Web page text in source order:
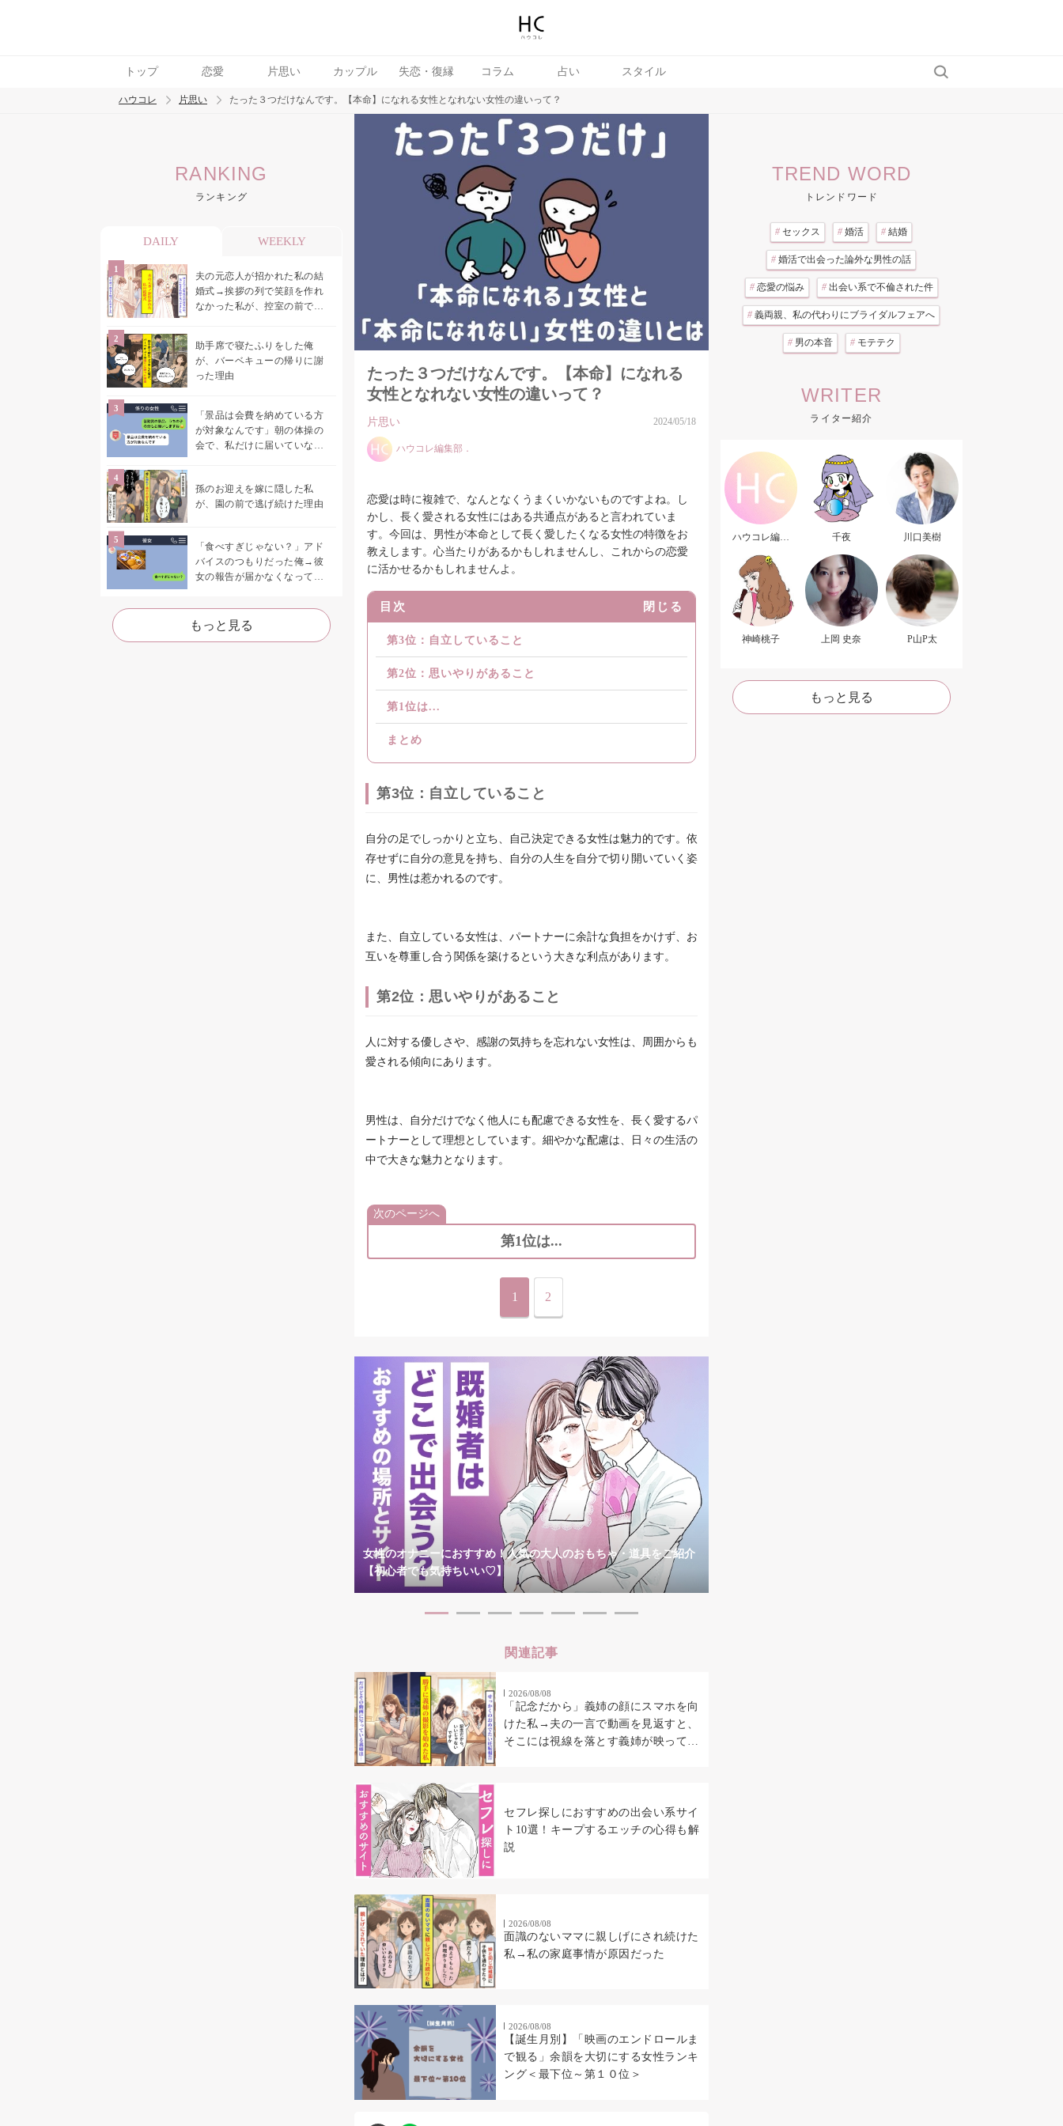
トップ 恋愛 片思い カップル 失恋・復縁 コラム 占い スタイル
トレンド ワード
ハウコレ 片思い たった３つだけなんです。【本命】になれる女性となれない女性の違いって？
RANKING
ランキング
DAILY WEEKLY
夫の元恋人が招かれた私の結
婚式→挨拶の列で笑顔を作れ
なかった私が、控室の前で彼
助手席で寝たふりをした俺
が、バーベキューの帰りに謝
った理由
「景品は会費を納めている方
が対象なんです」朝の体操の
会で、私だけに届いていなか
孫のお迎えを嫁に隠した私
が、園の前で逃げ続けた理由
「食べすぎじゃない？」アド
バイスのつもりだった俺→彼
女の報告が届かなくなって、
た
もっと見る
たった３つだけなんです。【本命】になれる
女性となれない女性の違いって？
片思い 2024/05/18
ハウコレ編集部．
恋愛は時に複雑で、なんとなくうまくいかないものですよね。し
かし、長く愛される女性にはある共通点があると言われていま
す。今回は、男性が本命として長く愛したくなる女性の特徴をお
教えします。心当たりがあるかもしれませんし、これからの恋愛
に活かせるかもしれませんよ。
目次 閉じる
第3位：自立していること
第2位：思いやりがあること
第1位は...
まとめ
第3位：自立していること
自分の足でしっかりと立ち、自己決定できる女性は魅力的です。依
存せずに自分の意見を持ち、自分の人生を自分で切り開いていく姿
に、男性は惹かれるのです。
また、自立している女性は、パートナーに余計な負担をかけず、お
互いを尊重し合う関係を築けるという大きな利点があります。
第2位：思いやりがあること
人に対する優しさや、感謝の気持ちを忘れない女性は、周囲からも
愛される傾向にあります。
男性は、自分だけでなく他人にも配慮できる女性を、長く愛するパ
ートナーとして理想としています。細やかな配慮は、日々の生活の
中で大きな魅力となります。
次のページへ
第1位は...
1 2
女性のオナニーにおすすめ！人気の大人のおもちゃ・道具をご紹介
【初心者でも気持ちいい♡】
関連記事
2026/08/08
「記念だから」義姉の顔にスマホを向
けた私→夫の一言で動画を見返すと、
そこには視線を落とす義姉が映ってい
セフレ探しにおすすめの出会い系サイ
ト10選！キープするエッチの心得も解
説
2026/08/08
面識のないママに親しげにされ続けた
私→私の家庭事情が原因だった
2026/08/08
【誕生月別】「映画のエンドロールま
で観る」余韻を大切にする女性ランキ
ング＜最下位～第１０位＞
TREND WORD
トレンドワード
# セックス # 婚活 # 結婚
# 婚活で出会った論外な男性の話
# 恋愛の悩み # 出会い系で不倫された件
# 義両親、私の代わりにブライダルフェアへ
# 男の本音 # モテテク
WRITER
ライター紹介
ハウコレ編集
千夜 川口美樹
神崎桃子 上岡 史奈 P山P太
もっと見る